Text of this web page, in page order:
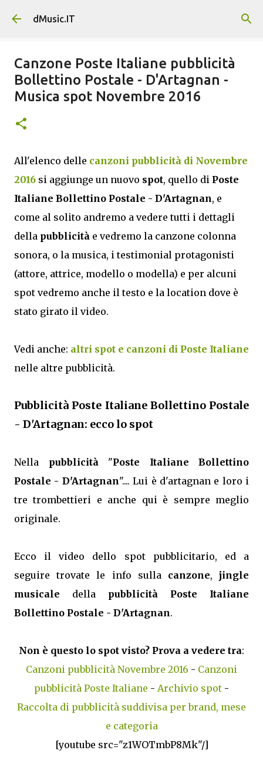
Passa ai contenuti principali
dMusic.IT
Canzone Poste Italiane pubblicità
Bollettino Postale - D'Artagnan -
Musica spot Novembre 2016
All'elenco delle canzoni pubblicità di Novembre
2016 si aggiunge un nuovo spot, quello di Poste
Italiane Bollettino Postale - D'Artagnan, e
come al solito andremo a vedere tutti i dettagli
della pubblicità e vedremo la canzone colonna
sonora, o la musica, i testimonial protagonisti
(attore, attrice, modello o modella) e per alcuni
spot vedremo anche il testo e la location dove è
stato girato il video.
Vedi anche: altri spot e canzoni di Poste Italiane
nelle altre pubblicità.
Pubblicità Poste Italiane Bollettino Postale
- D'Artagnan: ecco lo spot
Nella pubblicità"Poste Italiane Bollettino
Postale - D'Artagnan".... Lui è d'artagnan e loro i
tre trombettieri e anche qui è sempre meglio
originale.
Ecco il video dello spot pubblicitario, ed a
seguire trovate le info sulla canzone,jingle
musicale della pubblicità Poste Italiane
Bollettino Postale - D'Artagnan.
Non è questo lo spot visto? Prova a vedere tra:
Canzoni pubblicità Novembre 2016 - Canzoni
pubblicità Poste Italiane - Archivio spot -
Raccolta di pubblicità suddivisa per brand, mese
e categoria
[youtube src="z1WOTmbP8Mk"/]